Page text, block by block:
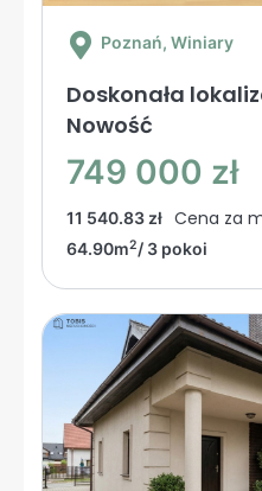
Poznań, Winiary
Doskonała
Nowość
749 000 zł
11 540.83 zł Cena za
64.90m2/ 3 pokoi